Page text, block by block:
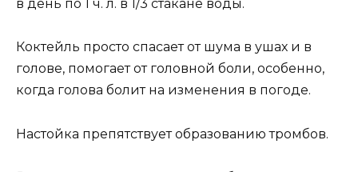
в день по 1 ч. л. в 1/3 стакане воды.
Коктейль просто спасает от шума в ушах и в
голове, помогает от головной боли, особенно,
когда голова болит на изменения в погоде.
Настойка препятствует образованию тромбов.